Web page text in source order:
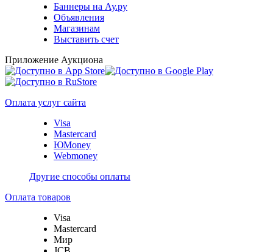
Баннеры на Ау.ру
Объявления
Магазинам
Выставить счет
Приложение Аукциона
Оплата услуг сайта
Visa
Mastercard
ЮMoney
Webmoney
Другие способы оплаты
Оплата товаров
Visa
Mastercard
Мир